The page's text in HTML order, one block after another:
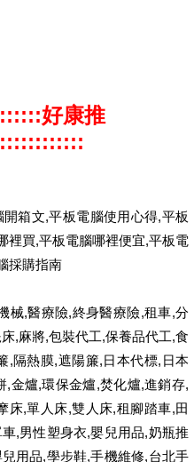
好康推
箱文,平板電腦使用心得,平板
裡買,平板電腦哪裡便宜,平板電
採購指南
械,醫療險,終身醫療險,租車,分
,麻將,包裝代工,保養品代工,食
,隔熱膜,遮陽簾,日本代標,日本
,金爐,環保金爐,焚化爐,進銷存,
床,單人床,雙人床,租腳踏車,田
,男性塑身衣,嬰兒用品,奶瓶推
用品,學步鞋,手機維修,台北手